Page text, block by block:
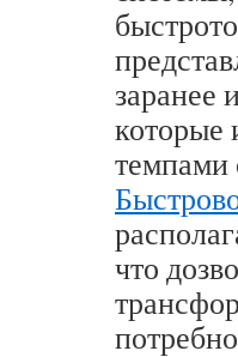
заранее
которые
темпами
что